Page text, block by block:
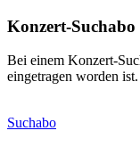
Konzert-Suchabo
Bei einem Konzert-
eingetragen worden
Suchabo